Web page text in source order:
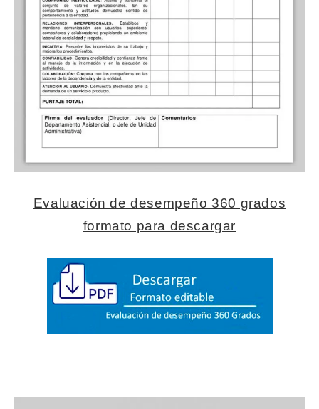
Evaluación de desempeño 360 grados
formato para descargar